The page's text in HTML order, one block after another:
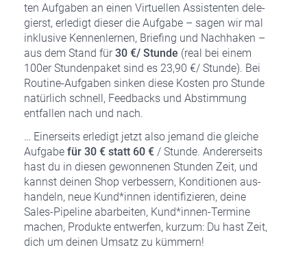
ten Auf­ga­ben an einen Vir­tu­el­len Assis­ten­ten dele­
gierst, erle­digt die­ser die Auf­ga­be – sagen wir mal
inklu­si­ve Ken­nen­ler­nen, Brie­fing und Nach­ha­ken –
aus dem Stand für30 €/ Stun­de (real bei einem
100er Stun­den­pa­ket sind es 23,90 €/ Stun­de). Bei
Rou­ti­ne-Auf­ga­ben sin­ken die­se Kos­ten pro Stun­de
natür­lich schnell, Feed­backs und Abstim­mung
ent­fal­len nach und nach.
… Einer­seits erle­digt jetzt also jemand die glei­che
Auf­ga­be für 30 € statt 60 €/ Stun­de. Ande­rer­seits
hast du in die­sen gewon­ne­nen Stun­den Zeit, und
kannst dei­nen Shop ver­bes­sern, Kon­di­tio­nen aus­
han­deln, neue Kund*innen iden­ti­fi­zie­ren, dei­ne
Sales-Pipe­line abar­bei­ten, Kund*innen-Termine
machen, Pro­duk­te ent­wer­fen, kurz­um: Du hast Zeit,
dich um dei­nen Umsatz zu küm­mern!